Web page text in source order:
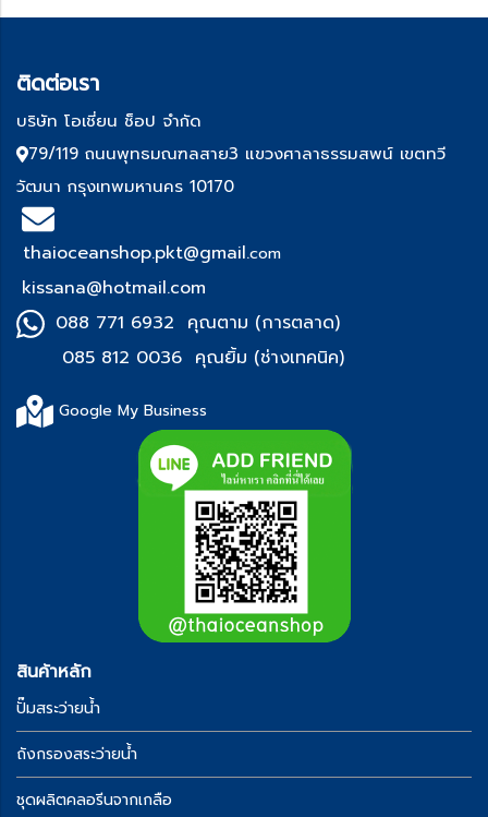
ติดต่อเรา
บริษัท โอเชี่ยน ช็อป จำกัด
79/119 ถนนพุทธมณฑลสาย3 แขวงศาลาธรรมสพน์ เขตทวี
วัฒนา กรุงเทพมหานคร 10170
thaioceanshop.pkt@gmail.com
kissana@hotmail.com
088 771 6932 คุณตาม (การตลาด)
085 812 0036 คุณยิ้ม (ช่างเทคนิค)
Google My Business
สินค้าหลัก
ปั๊มสระว่ายน้ำ
ถังกรองสระว่ายน้ำ
ชุดผลิตคลอรีนจากเกลือ